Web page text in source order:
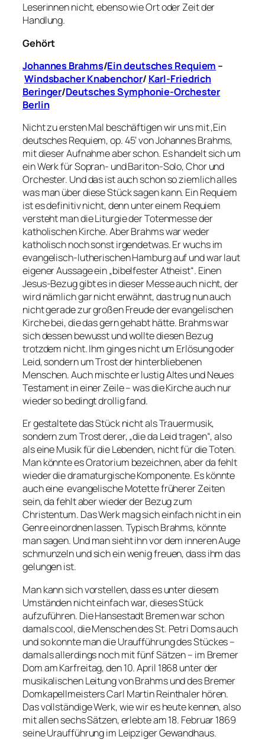
Leserinnen nicht, ebenso wie Ort oder Zeit der
Handlung.
Gehört
Johannes Brahms/Ein deutsches Requiem –
Windsbacher Knabenchor/ Karl-Friedrich
Beringer/Deutsches Symphonie-Orchester
Berlin
Nicht zu ersten Mal beschäftigen wir uns mit ‚Ein
deutsches Requiem, op. 45‘ von Johannes Brahms,
mit dieser Aufnahme aber schon. Es handelt sich um
ein Werk für Sopran- und Bariton-Solo, Chor und
Orchester. Und das ist auch schon so ziemlich alles
was man über diese Stück sagen kann. Ein Requiem
ist es definitiv nicht, denn unter einem Requiem
versteht man die Liturgie der Totenmesse der
katholischen Kirche. Aber Brahms war weder
katholisch noch sonst irgendetwas. Er wuchs im
evangelisch-lutherischen Hamburg auf und war laut
eigener Aussage ein „bibelfester Atheist“. Einen
Jesus-Bezug gibt es in dieser Messe auch nicht, der
wird nämlich gar nicht erwähnt, das trug nun auch
nicht gerade zur großen Freude der evangelischen
Kirche bei, die das gern gehabt hätte. Brahms war
sich dessen bewusst und wollte diesen Bezug
trotzdem nicht. Ihm ging es nicht um Erlösung oder
Leid, sondern um Trost der hinterbliebenen
Menschen. Auch mischte er lustig Altes und Neues
Testament in einer Zeile – was die Kirche auch nur
wieder so bedingt drollig fand.
Er gestaltete das Stück nicht als Trauermusik,
sondern zum Trost derer, „die da Leid tragen“, also
als eine Musik für die Lebenden, nicht für die Toten.
Man könnte es Oratorium bezeichnen, aber da fehlt
wieder die dramaturgische Komponente. Es könnte
auch eine evangelische Motette früherer Zeiten
sein, da fehlt aber wieder der Bezug zum
Christentum. Das Werk mag sich einfach nicht in ein
Genre einordnen lassen. Typisch Brahms, könnte
man sagen. Und man sieht ihn vor dem inneren Auge
schmunzeln und sich ein wenig freuen, dass ihm das
gelungen ist.
Man kann sich vorstellen, dass es unter diesem
Umständen nicht einfach war, dieses Stück
aufzuführen. Die Hansestadt Bremen war schon
damals cool, die Menschen des St. Petri Doms auch
und so konnte man die Uraufführung des Stückes –
damals allerdings noch mit fünf Sätzen – im Bremer
Dom am Karfreitag, den 10. April 1868 unter der
musikalischen Leitung von Brahms und des Bremer
Domkapellmeisters Carl Martin Reinthaler hören.
Das vollständige Werk, wie wir es heute kennen, also
mit allen sechs Sätzen, erlebte am 18. Februar 1869
seine Uraufführung im Leipziger Gewandhaus.